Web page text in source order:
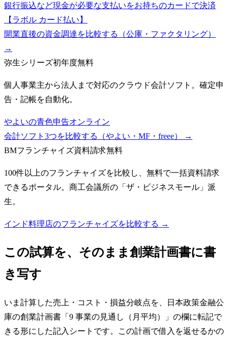
銀行振込など現金が必要な支払いをお持ちのカードで決済
【ラボル カード払い】
開業直後の資金調達を比較する（公庫・ファクタリング）
→
弥生シリーズ初年度無料
個人事業主から法人まで対応のクラウド会計ソフト。確定申
告・記帳を自動化。
やよいの青色申告オンライン
会計ソフト3つを比較する（やよい・MF・freee）
→
BMフランチャイズ資料請求無料
100件以上のフランチャイズを比較し、無料で一括資料請求
できるポータル。商工会議所の「ザ・ビジネスモール」派
生。
インド料理店のフランチャイズを比較する →
この試算を、そのまま創業計画書に書
き写す
いま計算した売上・コスト・損益分岐点を、日本政策金融公
庫の創業計画書「9 事業の見通し（月平均）」の欄に転記で
きる形にした記入シートです。この計画で借入を返せるかの